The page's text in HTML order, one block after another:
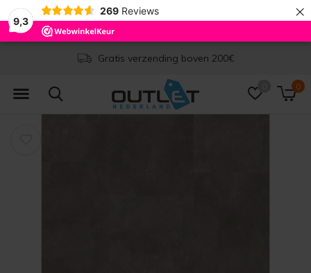
9,3
269 Reviews ×
0
Gratis verzending boven 200€